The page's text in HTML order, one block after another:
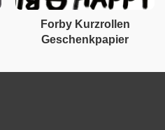
Forby Kurzrollen
Geschenkpapier